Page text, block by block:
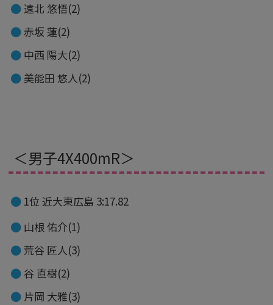
遠北 悠悟(2)
赤坂 蓮(2)
中西 陽大(2)
美能田 悠人(2)
＜男子4X400mR＞
1位 近大東広島 3:17.82
山根 佑介(1)
荒谷 匠人(3)
谷 直樹(2)
片岡 大雅(3)